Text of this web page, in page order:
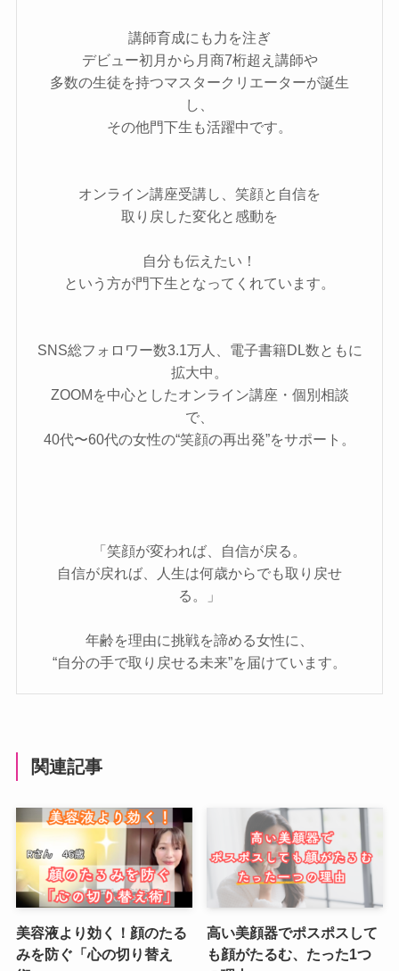
講師育成にも力を注ぎ
デビュー初月から月商7桁超え講師や
多数の生徒を持つマスタークリエーターが誕生
し、
その他門下生も活躍中です。
オンライン講座受講し、笑顔と自信を
取り戻した変化と感動を
自分も伝えたい！
という方が門下生となってくれています。
SNS総フォロワー数3.1万人、電子書籍DL数ともに
拡大中。
ZOOMを中心としたオンライン講座・個別相談
で、
40代〜60代の女性の“笑顔の再出発”をサポート。
「笑顔が変われば、自信が戻る。
自信が戻れば、人生は何歳からでも取り戻せ
る。」
年齢を理由に挑戦を諦める女性に、
“自分の手で取り戻せる未来”を届けています。
関連記事
美容液より効く！顔のたる
みを防ぐ「心の切り替え
高い美顔器でポスポスして
も顔がたるむ、たった1つ